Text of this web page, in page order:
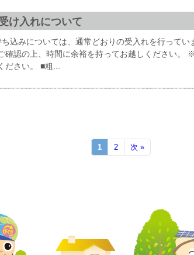
け入れについて
込みについては、通常どおりの受入れを行って
確認の上、時間に余裕を持ってお越しください。
さい。 ■粗...
1 2 次 »